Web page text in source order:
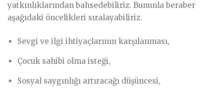
yatkınlıklarından bahsedebiliriz. Bununla beraber
aşağıdaki öncelikleri sıralayabiliriz.
Sevgi ve ilgi ihtiyaçlarının karşılanması,
Çocuk sahibi olma isteği,
Sosyal saygınlığı artıracağı düşüncesi,